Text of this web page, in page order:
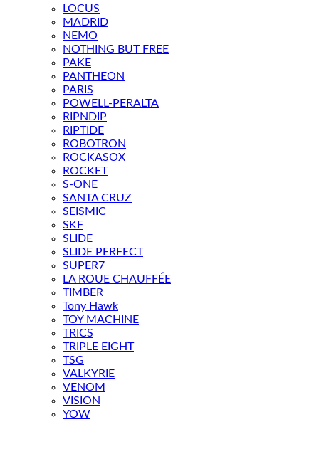
LOCUS
MADRID
NEMO
NOTHING BUT FREE
PAKE
PANTHEON
PARIS
POWELL-PERALTA
RIPNDIP
RIPTIDE
ROBOTRON
ROCKASOX
ROCKET
S-ONE
SANTA CRUZ
SEISMIC
SKF
SLIDE
SLIDE PERFECT
SUPER7
LA ROUE CHAUFFÉE
TIMBER
Tony Hawk
TOY MACHINE
TRICS
TRIPLE EIGHT
TSG
VALKYRIE
VENOM
VISION
YOW